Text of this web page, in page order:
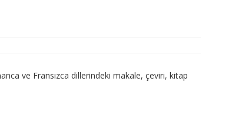
ve Fransızca dillerindeki makale, çeviri, kitap